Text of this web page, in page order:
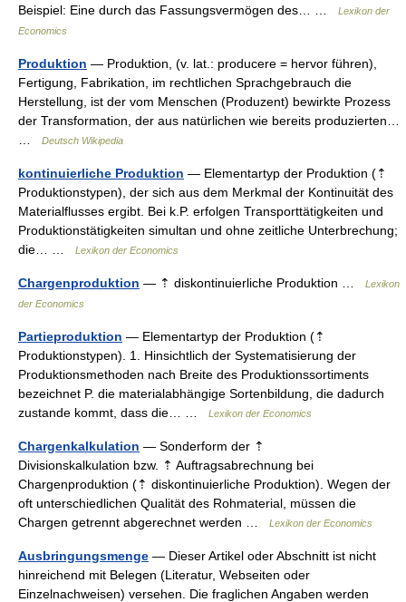
Beispiel: Eine durch das Fassungsvermögen des… …
Lexikon der
Economics
Produktion — Produktion, (v. lat.: producere = hervor führen),
Fertigung, Fabrikation, im rechtlichen Sprachgebrauch die
Herstellung, ist der vom Menschen (Produzent) bewirkte Prozess
der Transformation, der aus natürlichen wie bereits produzierten…
Deutsch Wikipedia
kontinuierliche Produktion — Elementartyp der Produktion (⇡
Produktionstypen), der sich aus dem Merkmal der Kontinuität des
Materialflusses ergibt. Bei k.P. erfolgen Transporttätigkeiten und
Produktionstätigkeiten simultan und ohne zeitliche Unterbrechung;
die… …
Lexikon der Economics
Chargenproduktion — ⇡ diskontinuierliche Produktion …
Lexikon
der Economics
Partieproduktion — Elementartyp der Produktion (⇡
Produktionstypen). 1. Hinsichtlich der Systematisierung der
Produktionsmethoden nach Breite des Produktionssortiments
bezeichnet P. die materialabhängige Sortenbildung, die dadurch
zustande kommt, dass die… …
Lexikon der Economics
Chargenkalkulation — Sonderform der ⇡
Divisionskalkulation bzw. ⇡ Auftragsabrechnung bei
Chargenproduktion (⇡ diskontinuierliche Produktion). Wegen der
oft unterschiedlichen Qualität des Rohmaterial, müssen die
Chargen getrennt abgerechnet werden …
Lexikon der Economics
Ausbringungsmenge — Dieser Artikel oder Abschnitt ist nicht
hinreichend mit Belegen (Literatur, Webseiten oder
Einzelnachweisen) versehen. Die fraglichen Angaben werden